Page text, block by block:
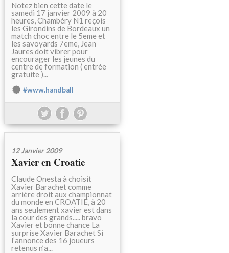
Notez bien cette date le
samedi 17 janvier 2009 à 20
heures, Chambéry N1 reçois
les Girondins de Bordeaux un
match choc entre le 5eme et
les savoyards 7eme, Jean
Jaures doit vibrer pour
encourager les jeunes du
centre de formation ( entrée
gratuite )...
#www.handball
12 Janvier 2009
Xavier en Croatie
Claude Onesta à choisit
Xavier Barachet comme
arrière droit aux championnat
du monde en CROATIE, à 20
ans seulement xavier est dans
la cour des grands..... bravo
Xavier et bonne chance La
surprise Xavier Barachet Si
l’annonce des 16 joueurs
retenus n’a...